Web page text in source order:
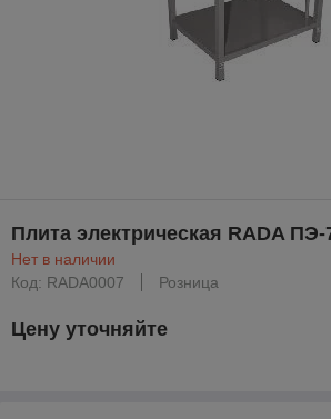
Плита электрическая RADA
Нет в наличии
Код: RADA0007
Розница
Цену уточняйте